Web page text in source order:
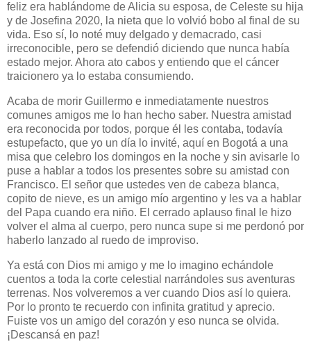
feliz era hablándome de Alicia su esposa, de Celeste su hija
y de Josefina 2020, la nieta que lo volvió bobo al final de su
vida. Eso sí, lo noté muy delgado y demacrado, casi
irreconocible, pero se defendió diciendo que nunca había
estado mejor. Ahora ato cabos y entiendo que el cáncer
traicionero ya lo estaba consumiendo.
Acaba de morir Guillermo e inmediatamente nuestros
comunes amigos me lo han hecho saber. Nuestra amistad
era reconocida por todos, porque él les contaba, todavía
estupefacto, que yo un día lo invité, aquí en Bogotá a una
misa que celebro los domingos en la noche y sin avisarle lo
puse a hablar a todos los presentes sobre su amistad con
Francisco. El señor que ustedes ven de cabeza blanca,
copito de nieve, es un amigo mío argentino y les va a hablar
del Papa cuando era niño. El cerrado aplauso final le hizo
volver el alma al cuerpo, pero nunca supe si me perdonó por
haberlo lanzado al ruedo de improviso.
Ya está con Dios mi amigo y me lo imagino echándole
cuentos a toda la corte celestial narrándoles sus aventuras
terrenas. Nos volveremos a ver cuando Dios así lo quiera.
Por lo pronto te recuerdo con infinita gratitud y aprecio.
Fuiste vos un amigo del corazón y eso nunca se olvida.
¡Descansá en paz!